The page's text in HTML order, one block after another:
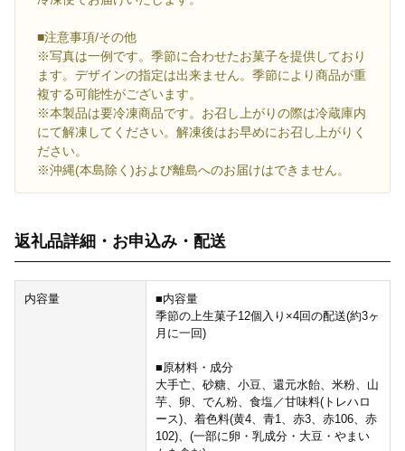
■注意事項/その他
※写真は一例です。季節に合わせたお菓子を提供しており
ます。デザインの指定は出来ません。季節により商品が重
複する可能性がございます。
※本製品は要冷凍商品です。お召し上がりの際は冷蔵庫内
にて解凍してください。解凍後はお早めにお召し上がりく
ださい。
※沖縄(本島除く)および離島へのお届けはできません。
返礼品詳細・お申込み・配送
内容量
■内容量
季節の上生菓子12個入り×4回の配送(約3ヶ
月に一回)
■原材料・成分
大手亡、砂糖、小豆、還元水飴、米粉、山
芋、卵、でん粉、食塩／甘味料(トレハロ
ース)、着色料(黄4、青1、赤3、赤106、赤
102)、(一部に卵・乳成分・大豆・やまい